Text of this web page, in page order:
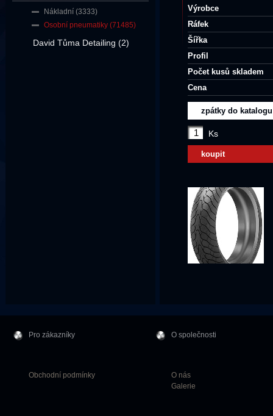
Výrobce
Ráfek
Šířka
Profil
Počet kusů skladem
Cena
zpátky do katalogu
Ks
koupit
Nákladní (3333)
Osobní pneumatiky (71485)
David Tůma Detailing (2)
Pro zákazníky
Obchodní podmínky
O společnosti
O nás
Galerie